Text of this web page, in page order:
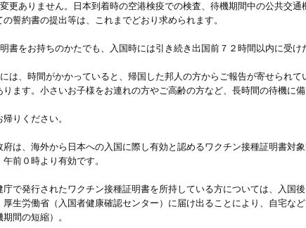
更ありません。日本到着時の空港検疫での検査、待機期間中の公共交
誓約書の提出等は、これまでどおり求められます。
書をお持ちのかたでも、入国時には引き続き出国前７２時間以内に受け
は、時間がかかっていると、帰国した邦人の方からご報告が寄せられ
ます。小さいお子様をお連れの方やご高齢の方など、長時間の待機に
りください。
は、海外から日本への入国に際し有効と認めるワクチン接種証明書対
前０時より有効です。
で発行されたワクチン接種証明書を所持している方については、入国
生労働省（入国者健康確認センター）に届け出ることにより、自宅な
間の短縮）。